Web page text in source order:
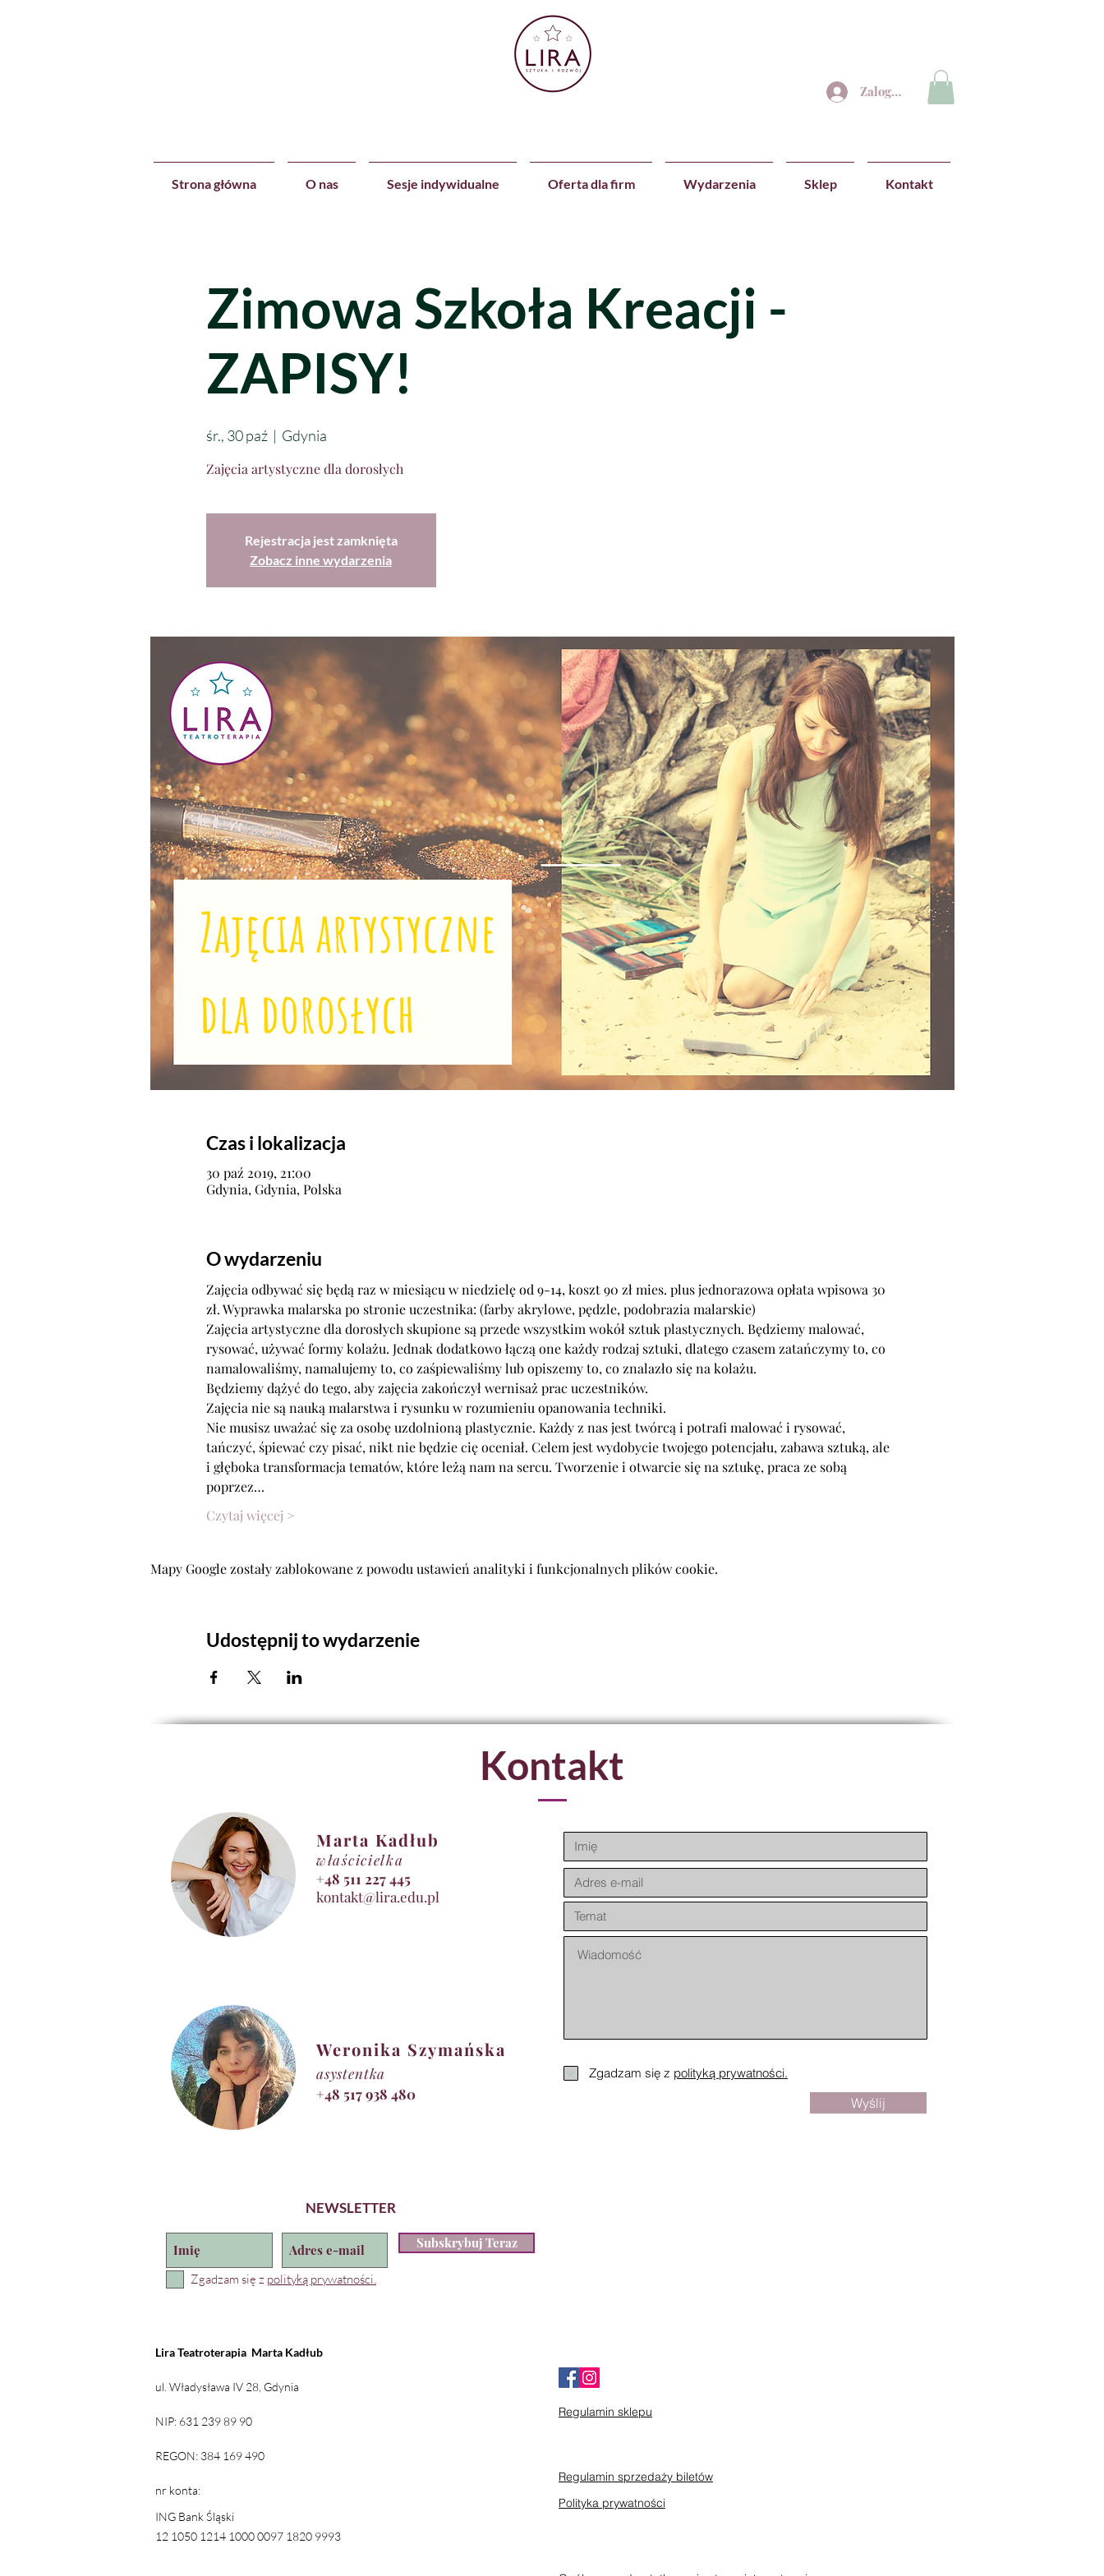
Zaloguj się
Strona główna O nas Sesje indywidualne Oferta dla firm Wydarzenia Sklep Kontakt
Zimowa Szkoła Kreacji -
ZAPISY!
śr., 30 paź
  |
Gdynia
Zajęcia artystyczne dla dorosłych
Rejestracja jest zamknięta
Zobacz inne wydarzenia
Czas i lokalizacja
30 paź 2019, 21:00
Gdynia, Gdynia, Polska
O wydarzeniu
Zajęcia odbywać się będą raz w miesiącu w niedzielę od 9-14, koszt 90 zł mies. plus jednorazowa opłata wpisowa 30
Zajęcia artystyczne dla dorosłych skupione są przede wszystkim wokół sztuk plastycznych. Będziemy malować,
rysować, używać formy kolażu. Jednak dodatkowo łączą one każdy rodzaj sztuki, dlatego czasem zatańczymy to, co
Nie musisz uważać się za osobę uzdolnioną plastycznie. Każdy z nas jest twórcą i potrafi malować i rysować,
tańczyć, śpiewać czy pisać, nikt nie będzie cię oceniał. Celem jest wydobycie twojego potencjału, zabawa sztuką, ale
i głęboka transformacja tematów, które leżą nam na sercu. Tworzenie i otwarcie się na sztukę, praca ze sobą
poprzez…
Czytaj więcej >
Mapy Google zostały zablokowane z powodu ustawień analityki i funkcjonalnych plików cookie.
Udostępnij to wydarzenie
Kontakt
Marta Kadłub
właścicielka
+48 511 227 445
kontakt@lira.edu.pl
Zgadzam się z polityką prywatności.
Wyślij
NEWSLETTER
Subskrybuj Teraz
Zgadzam się z polityką prywatności.
Weronika Szymańska
asystentka
+48 517 938 480
Lira Teatroterapia Marta Kadłub
ul. Władysława IV 28, Gdynia
NIP: 631 239 89 90
REGON: 384 169 490
nr konta:
ING Bank Śląski
12 1050 1214 1000 0097 1820 9993
Regulamin sklepu
Regulamin sprzedaży biletów
Polityka prywatności